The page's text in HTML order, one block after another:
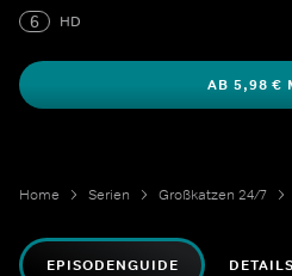
6
HD
AB 5,98 €
Home Serien Großkatzen 24/7
EPISODENGUIDE DETAILS